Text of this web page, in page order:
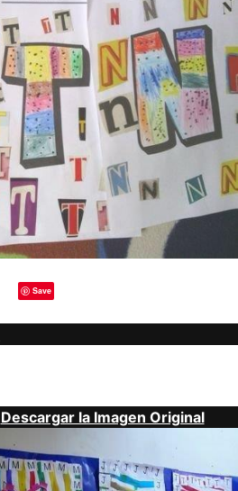
Save
Descargar la Imagen Original